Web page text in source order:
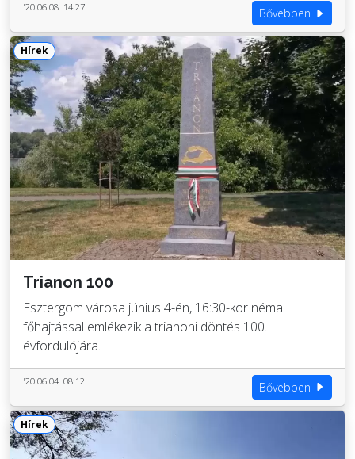
'20.06.08. 14:27 Bővebben
Hírek
Trianon 100
Esztergom városa június 4-én, 16:30-kor néma
főhajtással emlékezik a trianoni döntés 100.
évfordulójára.
'20.06.04. 08:12 Bővebben
Hírek